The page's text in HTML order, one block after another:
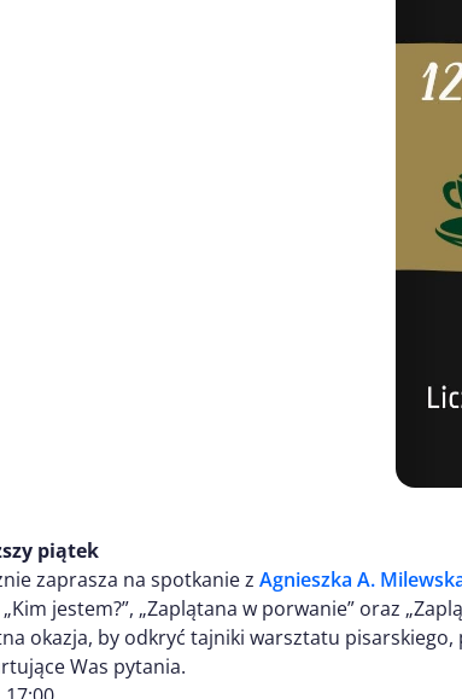
piątek
zaprasza na spotkanie z Agnieszka A.
jestem?”, „Zaplątana w porwanie” oraz
okazja, by odkryć tajniki warsztatu pisarskiego,
Was pytania.